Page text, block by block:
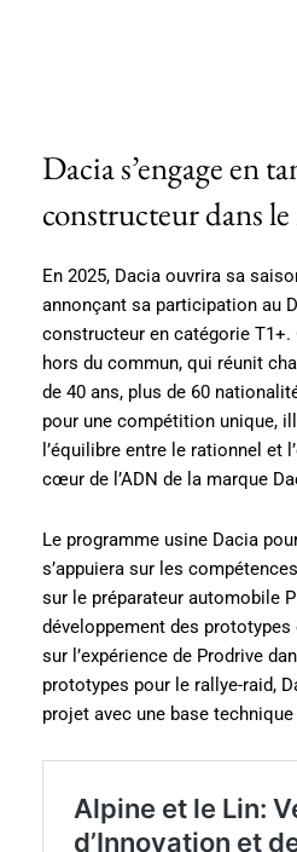
Dacia s’engage en
constructeur dans
En 2025, Dacia ouvrira sa
annonçant sa participation au
constructeur en catégorie T1+.
hors du commun, qui réunit
de 40 ans, plus de 60
pour une compétition unique,
l’équilibre entre le rationnel et
cœur de l’ADN de la marque
Le programme usine Dacia
s’appuiera sur les
sur le préparateur automobile
développement des prototypes
sur l’expérience de Prodrive
prototypes pour le rallye-raid,
projet avec une base